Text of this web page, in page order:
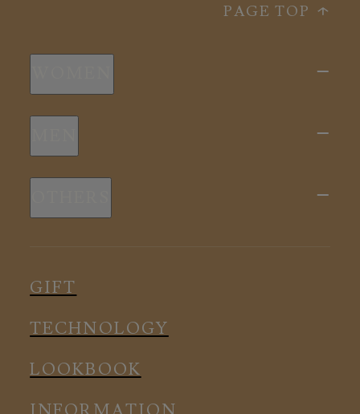
PAGE TOP
新商品
スリープウェア
ルームウェア
アクセサリー
新商品
ルームウェア
アクセサリー
GIFT
TECHNOLOGY
LOOKBOOK